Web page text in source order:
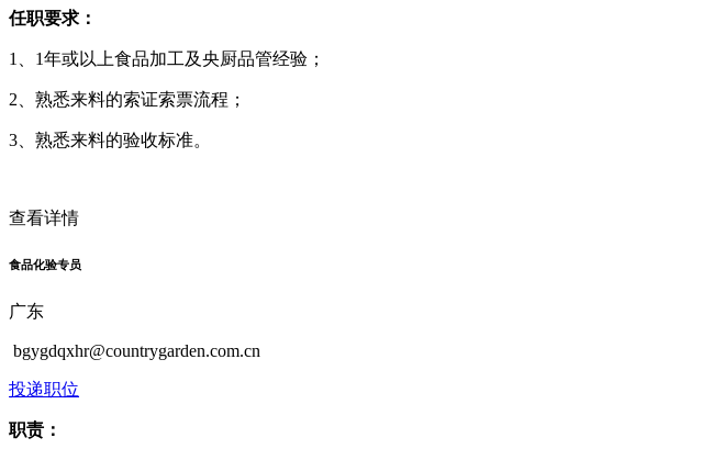
任职要求：
1、1年或以上食品加工及央厨品管经验；
2、熟悉来料的索证索票流程；
3、熟悉来料的验收标准。
查看详情
食品化验专员
广东
bgygdqxhr@countrygarden.com.cn
投递职位
职责：